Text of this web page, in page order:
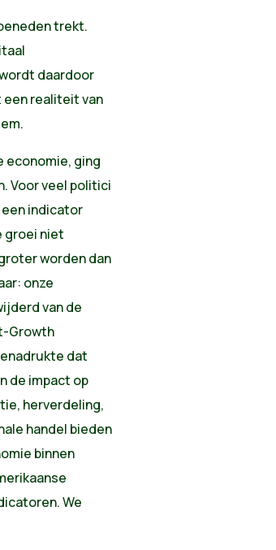
trekt.
daardoor
realiteit van
economie, ging
Voor veel politici
indicator
groei niet
worden dan
onze
van de
Growth
dat
de impact op
herverdeling,
handel bieden
binnen
We